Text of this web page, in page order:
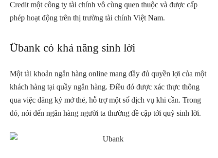
Credit một công ty tài chính vô cùng quen thuộc và được cấp
phép hoạt động trên thị trường tài chính Việt Nam.
Übank có khả năng sinh lời
Một tài khoản ngân hàng online mang đầy đủ quyền lợi của một
khách hàng tại quầy ngân hàng. Điều đó được xác thực thông
qua việc đăng ký mở thẻ, hỗ trợ một số dịch vụ khi cần. Trong
đó, nói đến ngân hàng người ta thường đề cập tới quỹ sinh lời.